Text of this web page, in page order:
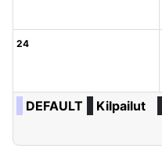
24
DEFAULT Kilpailut